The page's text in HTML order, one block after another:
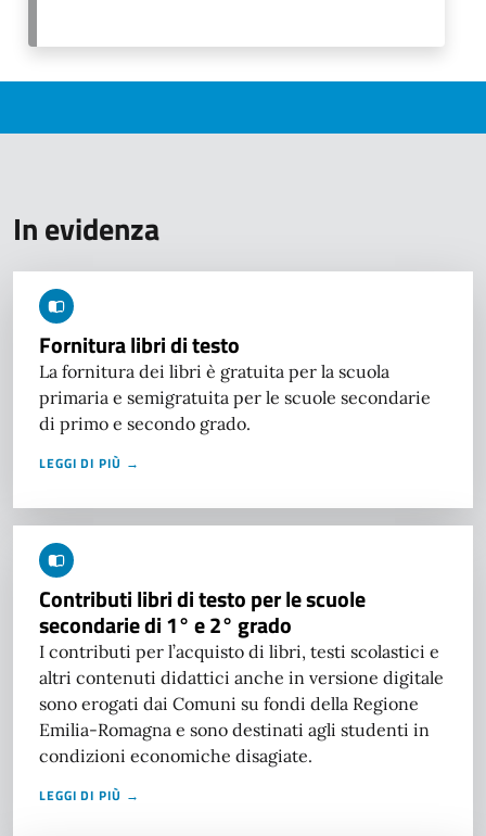
In evidenza
Fornitura libri di testo
La fornitura dei libri è gratuita per la scuola
primaria e semigratuita per le scuole secondarie
di primo e secondo grado.
LEGGI DI PIÙ →
Contributi libri di testo per le scuole
secondarie di 1° e 2° grado
I contributi per l’acquisto di libri, testi scolastici e
altri contenuti didattici anche in versione digitale
sono erogati dai Comuni su fondi della Regione
Emilia-Romagna e sono destinati agli studenti in
condizioni economiche disagiate.
LEGGI DI PIÙ →